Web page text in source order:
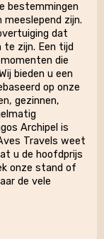
bestemmingen
zijn.
dat
zijn. Een tijd
die
bieden u een
op onze
gezinnen,
Archipel is
Travels weet
u de hoofdprijs
onze stand of
de vele